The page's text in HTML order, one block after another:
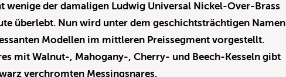
wenige der damaligen Ludwig Universal Nickel-Over-Brass
überlebt. Nun wird unter dem geschichtsträchtigen Namen
Modellen im mittleren Preissegment vorgestellt.
mit Walnut-, Mahogany-, Cherry- und Beech-Kesseln gibt
verchromten Messingsnares.